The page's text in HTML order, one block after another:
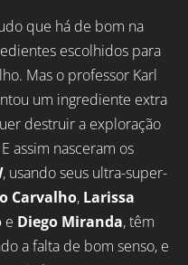
que há de bom na
escolhidos para
Mas o professor Karl
um ingrediente extra
destruir a exploração
assim nasceram os
, usando seus ultra-super-
Carvalho, Larissa
e Diego Miranda, têm
a falta de bom senso, e